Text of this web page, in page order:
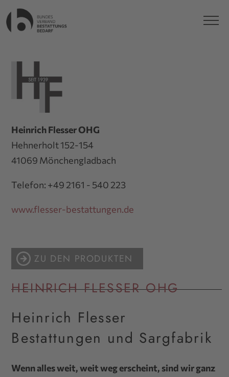
Heinrich Flesser OHG
Hehnerholt 152-154
41069 Mönchengladbach
Telefon: +49 2161 - 540 223
www.flesser-bestattungen.de
ZU DEN PRODUKTEN
HEINRICH FLESSER OHG
Heinrich Flesser
Bestattungen und Sargfabrik
Wenn alles weit, weit weg erscheint, sind wir ganz